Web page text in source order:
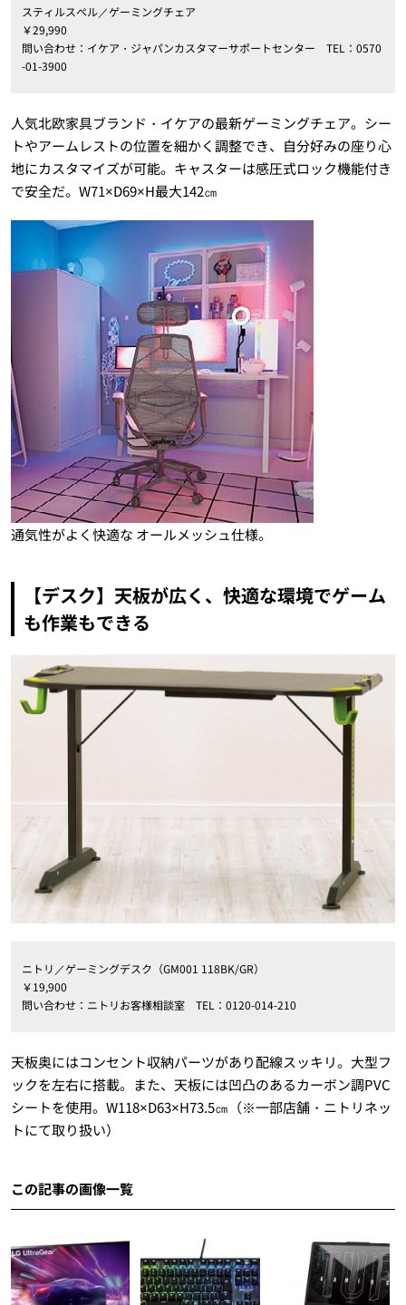
スティルスペル／ゲーミングチェア
￥29,990
問い合わせ：イケア・ジャパンカスタマーサポートセンター TEL ： 0570
-01-3900
人気北欧家具ブランド・イケアの最新ゲーミングチェア。シー
トやアームレストの位置を細かく調整でき、自分好みの座り心
地にカスタマイズが可能。キャスターは感圧式ロック機能付き
で安全だ。 W71×D69×H最大142㎝
通気性がよく快適な オールメッシュ仕様。
【デスク】天板が広く、快適な環境でゲーム
も作業もできる
ニトリ／ゲーミングデスク（GM001 118BK/GR）
￥19,900
問い合わせ：ニトリお客様相談室 TEL ： 0120-014-210
天板奥にはコンセント収納パーツがあり配線スッキリ。大型フ
ックを左右に搭載。また、天板には凹凸のあるカーボン調PVC
シートを使用。 W118×D63×H73.5㎝（※一部店舗・ニトリネッ
トにて取り扱い）
この記事の画像一覧